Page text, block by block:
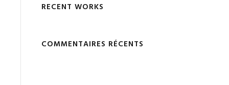
RECENT WORKS
COMMENTAIRES RÉCENTS